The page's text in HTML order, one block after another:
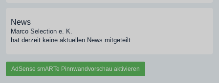
News
Marco Selection e. K.
hat derzeit keine aktuellen News mitgeteilt
AdSense smARTe Pinnwandvorschau aktivieren